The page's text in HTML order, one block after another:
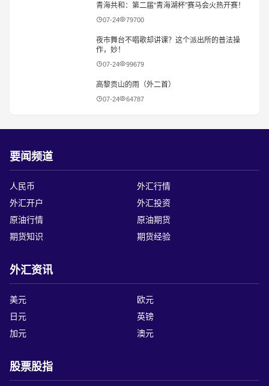
青海共和：第二届“青海湖杯”赛马会火热开赛！
07-24 79700
夜市舞台不唱歌却讲课？这个派出所的普法操
作，妙！
07-24 99679
人民币
外汇行情
外汇开户
外汇投资
原油行情
原油期货
美元
欧元
日元
英镑